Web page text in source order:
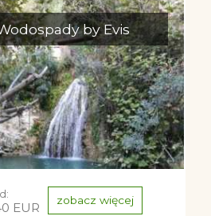
by Evis
EUR zobacz więcej